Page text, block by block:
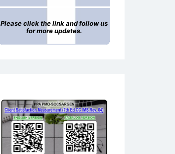
Please click the link and follow us
for more updates.